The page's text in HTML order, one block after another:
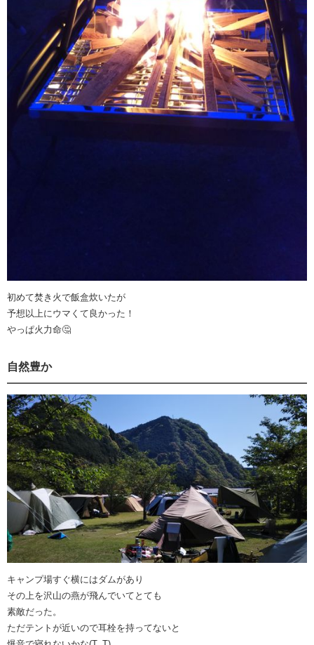
初めて焚き火で飯盒炊いたが
予想以上にウマくて良かった！
やっぱ火力命🤔
自然豊か
キャンプ場すぐ横にはダムがあり
その上を沢山の燕が飛んでいてとても
素敵だった。
ただテントが近いので耳栓を持ってないと